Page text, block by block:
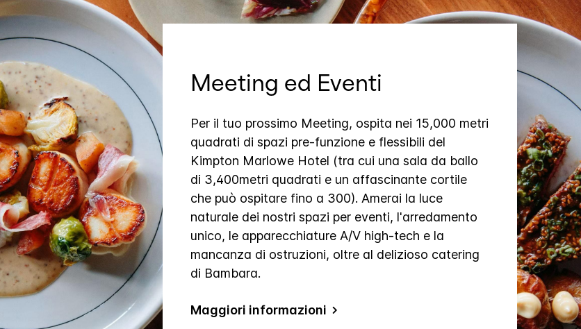
Meeting ed Eventi
Per il tuo prossimo Meeting, ospita nei 15,000 metri
quadrati di spazi pre-funzione e flessibili del
Kimpton Marlowe Hotel (tra cui una sala da ballo
di 3,400metri quadrati e un affascinante cortile
che può ospitare fino a 300). Amerai la luce
naturale dei nostri spazi per eventi, l'arredamento
unico, le apparecchiature A/V high-tech e la
mancanza di ostruzioni, oltre al delizioso catering
di Bambara.
Maggiori informazioni